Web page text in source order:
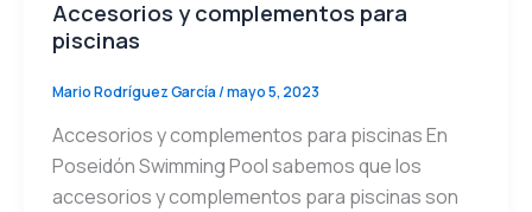
Accesorios y complementos para
piscinas
Mario Rodríguez García/mayo 5, 2023
Accesorios y complementos para piscinas En
Poseidón Swimming Pool sabemos que los
accesorios y complementos para piscinas son